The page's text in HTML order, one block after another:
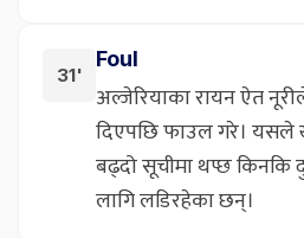
31'
Foul
अल्जेरियाका रायन ऐत
दिएपछि फाउल गरे।
बढ्दो सूचीमा थप्छ किनकि
लागि लडिरहेका छन्।